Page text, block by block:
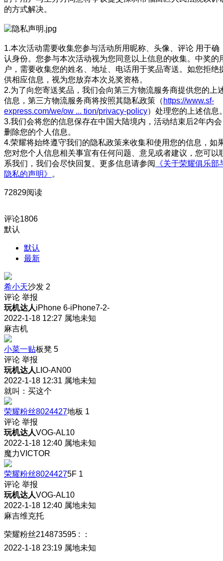
的方式解决。
1.本次活动需要收集您参与活动所用昵称、头像、评论 用于确
认身份。您参与本次活动视为您同意以上信息的收集。中奖的
户，需要收集您的姓名、地址、电话用于奖品寄送。如您拒绝
供相应信息，视为您放弃本次兑奖资格。
2.为了向您寄送奖品，我们会向第三方物流服务商提供您的上
信息，第三方物流服务商将按照其隐私政策（ https://www.sf-
express.com/we/ow ... tion/privacy-policy）处理您的上述信息
3.我们会将您的信息保存在中国大陆境内，活动结束后2年内会
删除您的个人信息。
4.荣耀将始终遵守我们的隐私政策来收集和使用您的信息，如
您对您个人信息相关事宜有任何问题、意见或者建议，您可以
系我们，我们会尽快回复。更多信息请参阅
《关于荣耀俱乐部
隐私的声明》
。
72829阅读
评论1806
默认
默认
最新
希小天沙发 2
评论 举报
玩机达人iPhone 6-iPhone7-2-
2022-1-18 12:27 属地未知
麻吉机
小菜一贴板凳 5
评论 举报
玩机达人 LIO-AN00
2022-1-18 12:31 属地未知
就叫：买这个
荣耀粉丝8024427地板 1
评论 举报
玩机达人VOG-AL10
2022-1-18 12:40 属地未知
魔力VICTOR
荣耀粉丝80244275F 1
评论 举报
玩机达人VOG-AL10
2022-1-18 12:40 属地未知
麻吉维克托
荣耀粉丝214873595 :
：
2022-1-18 23:19 属地未知